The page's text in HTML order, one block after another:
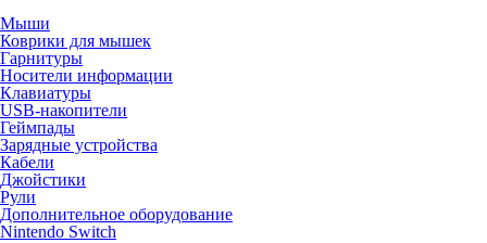
Мыши
Коврики для мышек
Гарнитуры
Носители информации
Клавиатуры
USB-накопители
Геймпады
Зарядные устройства
Кабели
Джойстики
Рули
Дополнительное оборудование
Nintendo Switch